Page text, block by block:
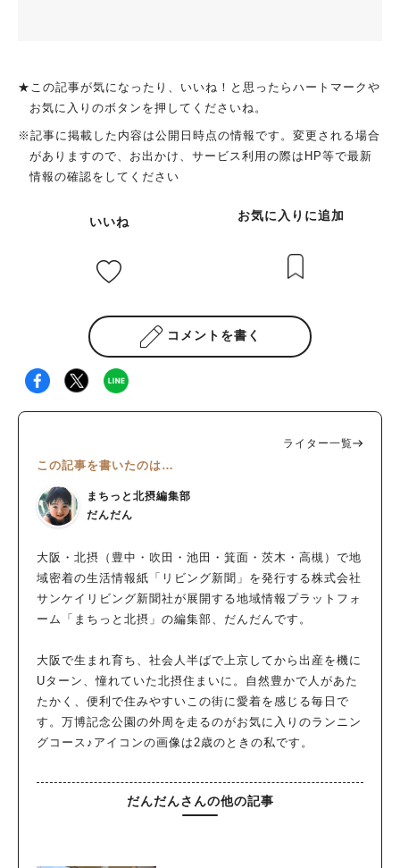
★この記事が気になったり、いいね！と思ったらハートマークや
お気に入りのボタンを押してくださいね。
※記事に掲載した内容は公開日時点の情報です。変更される場合
がありますので、お出かけ、サービス利用の際はHP等で最新
情報の確認をしてください
いいね お気に入りに追加
コメントを書く
ライター一覧
この記事を書いたのは…
まちっと北摂編集部
だんだん
大阪・北摂（豊中・吹田・池田・箕面・茨木・高槻）で地
域密着の生活情報紙「リビング新聞」を発行する株式会社
サンケイリビング新聞社が展開する地域情報プラットフォ
ーム「まちっと北摂」の編集部、だんだんです。
大阪で生まれ育ち、社会人半ばで上京してから出産を機に
Uターン、憧れていた北摂住まいに。自然豊かで人があた
たかく、便利で住みやすいこの街に愛着を感じる毎日で
す。万博記念公園の外周を走るのがお気に入りのランニン
グコース♪アイコンの画像は2歳のときの私です。
だんだんさんの他の記事